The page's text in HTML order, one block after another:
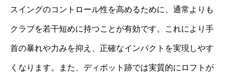
スイングのコントロール性を高めるために、通常よりも
クラブを若干短めに持つことが有効です。これにより手
首の暴れや力みを抑え、正確なインパクトを実現しやす
くなります。また、ディボット跡では実質的にロフトが